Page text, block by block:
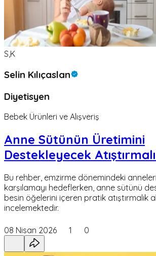
S,K
Selin Kılıçaslan
Diyetisyen
Bebek Ürünleri ve Alışveriş
Anne Sütünün Üretimini
Destekleyecek
Bu rehber, emzirme dönemindeki
karşılamayı hedeflerken, anne sütünü
besin öğelerini içeren pratik atıştırmalık
incelemektedir.
08 Nisan 2026 1 0